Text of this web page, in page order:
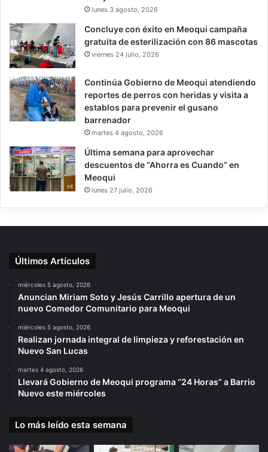
lunes 3 agosto, 2026
Concluye con éxito en Meoqui campaña
gratuita de esterilización con 86 mascotas
viernes 24 julio, 2026
Continúa Gobierno de Meoqui atendiendo
reportes de perros con heridas y visita a
establos para prevenir el gusano
barrenador
martes 4 agosto, 2026
Última semana para aprovechar
descuentos de “Ahorra es Cuando” en
Meoqui
lunes 27 julio, 2026
Últimos Artículos
miércoles 5 agosto, 2026
Anuncian Miriam Soto y Jesús Carrillo apertura de un
nuevo Comedor Comunitario para Meoqui
miércoles 5 agosto, 2026
Realizan jornada integral de limpieza y reforestación en
Nuevo San Lucas
martes 4 agosto, 2026
Llevará Gobierno de Meoqui programa “24 Horas” a Barrio
Nuevo este miércoles
Lo más leído esta semana